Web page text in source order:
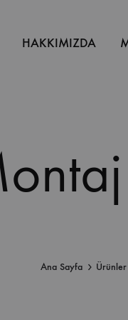
HAKKIMIZDA
Ana Sayfa